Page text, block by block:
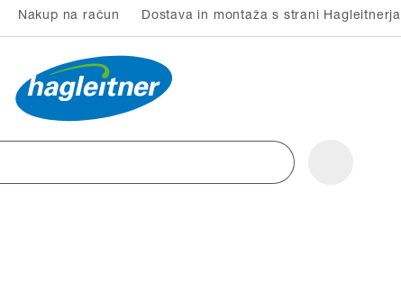
Nakup na račun Dostava in montaža s strani Hagleitnerja